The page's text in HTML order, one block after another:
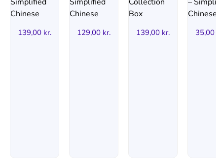
139,00 kr. 129,00 kr. 139,00 kr. 35,00